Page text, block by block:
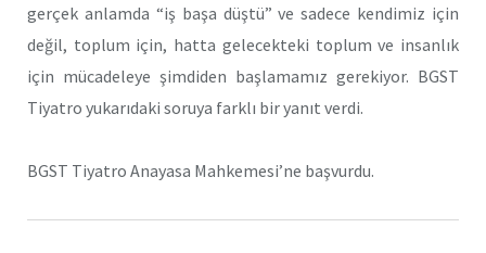
gerçek anlamda “iş başa düştü” ve sadece kendimiz için
değil, toplum için, hatta gelecekteki toplum ve insanlık
için mücadeleye şimdiden başlamamız gerekiyor. BGST
Tiyatro yukarıdaki soruya farklı bir yanıt verdi.
BGST Tiyatro Anayasa Mahkemesi’ne başvurdu.